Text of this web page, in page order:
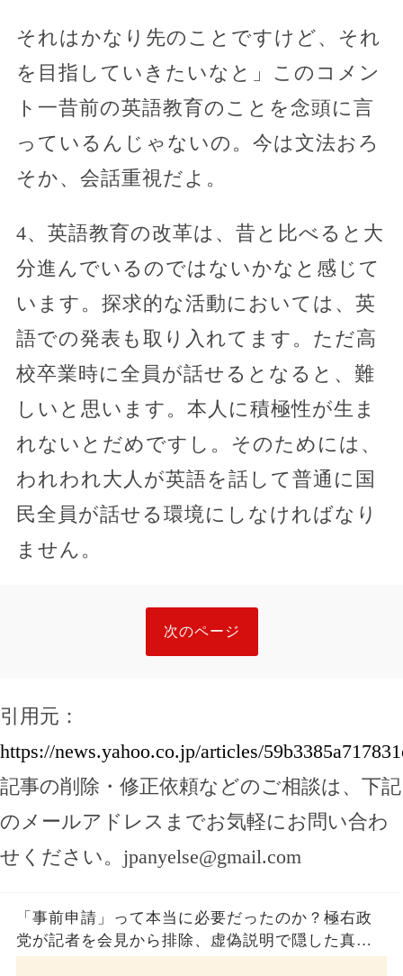
それはかなり先のことですけど、それ
を目指していきたいなと」このコメン
ト一昔前の英語教育のことを念頭に言
っているんじゃないの。今は文法おろ
そか、会話重視だよ。
4、英語教育の改革は、昔と比べると大
分進んでいるのではないかなと感じて
います。探求的な活動においては、英
語での発表も取り入れてます。ただ高
校卒業時に全員が話せるとなると、難
しいと思います。本人に積極性が生ま
れないとだめですし。そのためには、
われわれ大人が英語を話して普通に国
民全員が話せる環境にしなければなり
ません。
次のページ
引用元：
https://news.yahoo.co.jp/articles/
記事の削除・修正依頼などのご相談は、下記
のメールアドレスまでお気軽にお問い合わ
せください。 jpanyelse@gmail.com
「事前申請」って本当に必要だったのか？極右政
党が記者を会見から排除、虚偽説明で隠した真実